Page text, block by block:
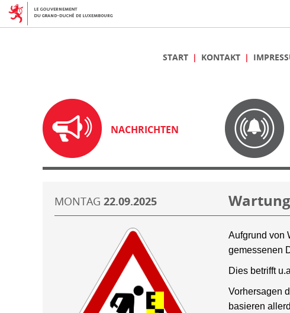
START KONTAKT
NACHRICHTEN
MONTAG 22.09.2025
Aufgrund von
gemessenen
Dies betrifft
Vorhersagen
basieren